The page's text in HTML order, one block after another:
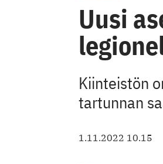
Uusi
Kiinteistön
tartunnan
1.11.2022 10.15